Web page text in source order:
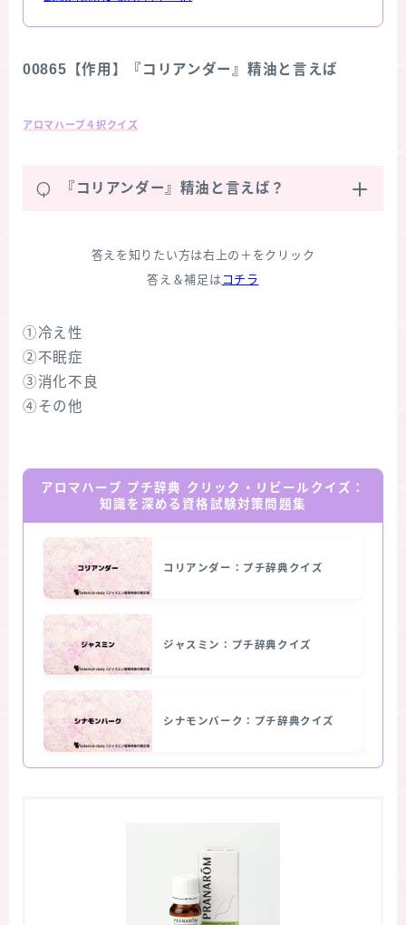
00865【作用】『コリアンダー』精油と言えば
アロマハーブ４択クイズ
Q 『コリアンダー』精油と言えば？
答えを知りたい方は右上の＋をクリック
答え＆補足は コチラ
①冷え性
②不眠症
③消化不良
④その他
アロマハーブ プチ辞典 クリック・リビールクイズ：
知識を深める資格試験対策問題集
コリアンダー：プチ辞典クイズ
ジャスミン：プチ辞典クイズ
シナモンバーク：プチ辞典クイズ